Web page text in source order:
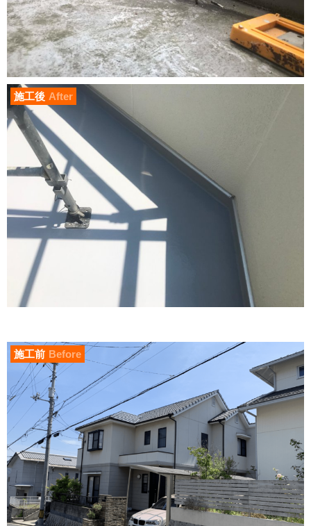
施工後 After
施工前 Before